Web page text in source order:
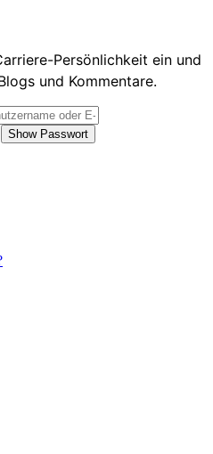
Persönlichkeit ein und
und Kommentare.
Show Passwort